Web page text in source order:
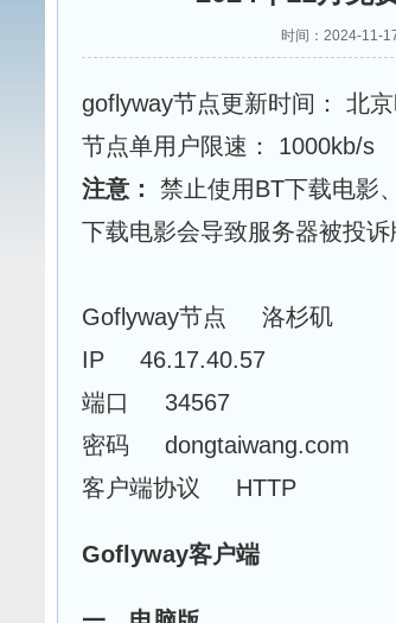
时间：2024-11-
goflyway节点更新时间： 北
节点单用户限速： 1000kb/s
注意：
禁止使用BT下载电影
下载电影会导致服务器被投诉
Goflyway节点 洛杉矶
IP 46.17.40.57
端口 34567
密码 dongtaiwang.com
客户端协议 HTTP
Goflyway客户端